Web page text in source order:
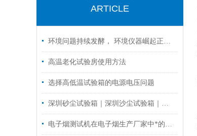
ARTICLE
环境问题持续发酵， 环境仪器崛起正当时
高温老化试验房使用方法
选择高低温试验箱的电源电压问题
深圳砂尘试验箱｜深圳沙尘试验箱｜深圳防尘测试机的技术参数！
电子烟测试机在电子烟生产厂家中*的九款设备推荐